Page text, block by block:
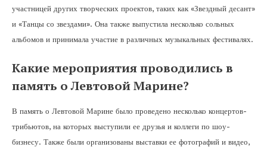
участницей других творческих проектов, таких как «Звездный десант»
и «Танцы со звездами». Она также выпустила несколько сольных
альбомов и принимала участие в различных музыкальных фестивалях.
Какие мероприятия проводились в
память о Левтовой Марине?
В память о Левтовой Марине было проведено несколько концертов-
трибьютов, на которых выступили ее друзья и коллеги по шоу-
бизнесу. Также были организованы выставки ее фотографий и видео,